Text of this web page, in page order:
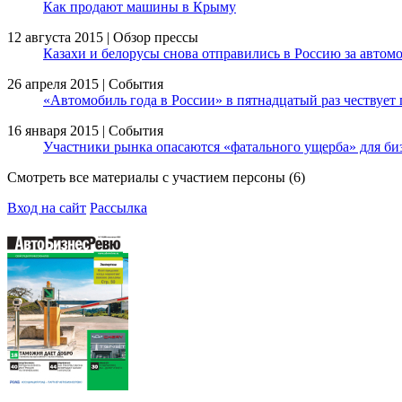
Как продают машины в Крыму
12 августа 2015 | Обзор прессы
Казахи и белорусы снова отправились в Россию за
26 апреля 2015 | События
«Автомобиль года в России» в пятнадцатый раз чествует
16 января 2015 | События
Участники рынка опасаются «фатального ущерба» для
Смотреть все материалы с участием персоны (6)
Вход на сайт Рассылка